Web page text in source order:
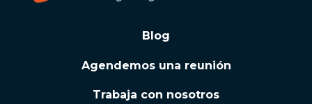
Blog
Agendemos una reunión
Trabaja con nosotros